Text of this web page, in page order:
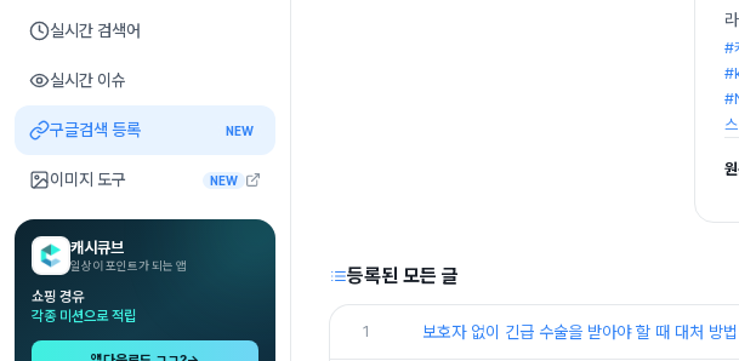
실시간 검색어
실시간 이슈
구글검색 등록 NEW
이미지 도구 NEW
캐시큐브
일상이 포인트가 되는 앱
쇼핑 경유
각종 미션으로 적립
#
등록된 모든 글
1 보호자 없이 긴급 수술을 받아야 할 때 대처 방법